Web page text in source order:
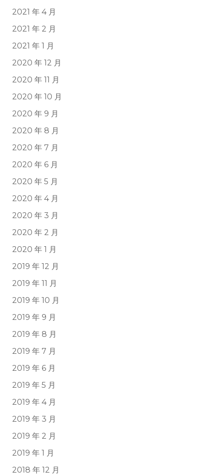
2021 年 4 月
2021 年 2 月
2021 年 1 月
2020 年 12 月
2020 年 11 月
2020 年 10 月
2020 年 9 月
2020 年 8 月
2020 年 7 月
2020 年 6 月
2020 年 5 月
2020 年 4 月
2020 年 3 月
2020 年 2 月
2020 年 1 月
2019 年 12 月
2019 年 11 月
2019 年 10 月
2019 年 9 月
2019 年 8 月
2019 年 7 月
2019 年 6 月
2019 年 5 月
2019 年 4 月
2019 年 3 月
2019 年 2 月
2019 年 1 月
2018 年 12 月